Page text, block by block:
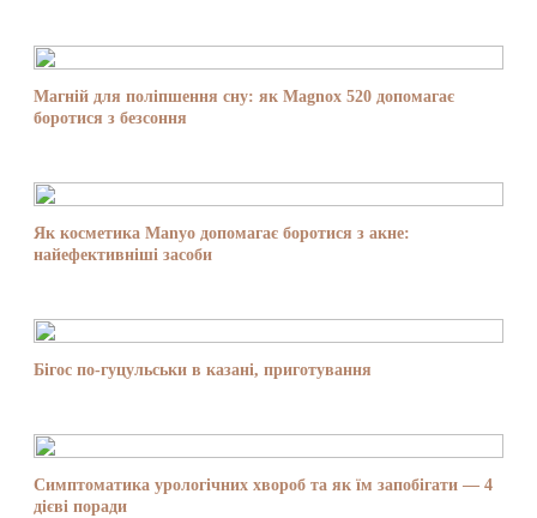
Магній для поліпшення сну: як Magnox 520 допомагає
боротися з безсоння
Як косметика Manyo допомагає боротися з акне:
найефективніші засоби
Бігос по-гуцульськи в казані, приготування
Симптоматика урологічних хвороб та як їм запобігати — 4
дієві поради